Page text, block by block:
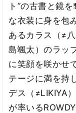
ト”の古書と鏡
な衣装に身を包
あるカラス（≠
島颯太）のラッ
に笑顔を咲かせ
テージに満を持
デス（≠LIKIYA
が率いる